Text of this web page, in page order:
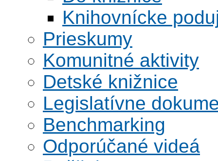
Knihovnícke
Prieskumy
Komunitné aktivity
Detské knižnice
Legislatívne
Benchmarking
Odporúčané videá